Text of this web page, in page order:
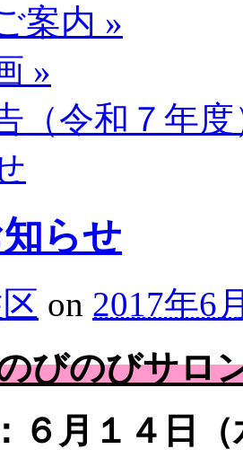
案内 »
»
（令和７年度
らせ
on 2017年6
びのびサロ
６月１４日（